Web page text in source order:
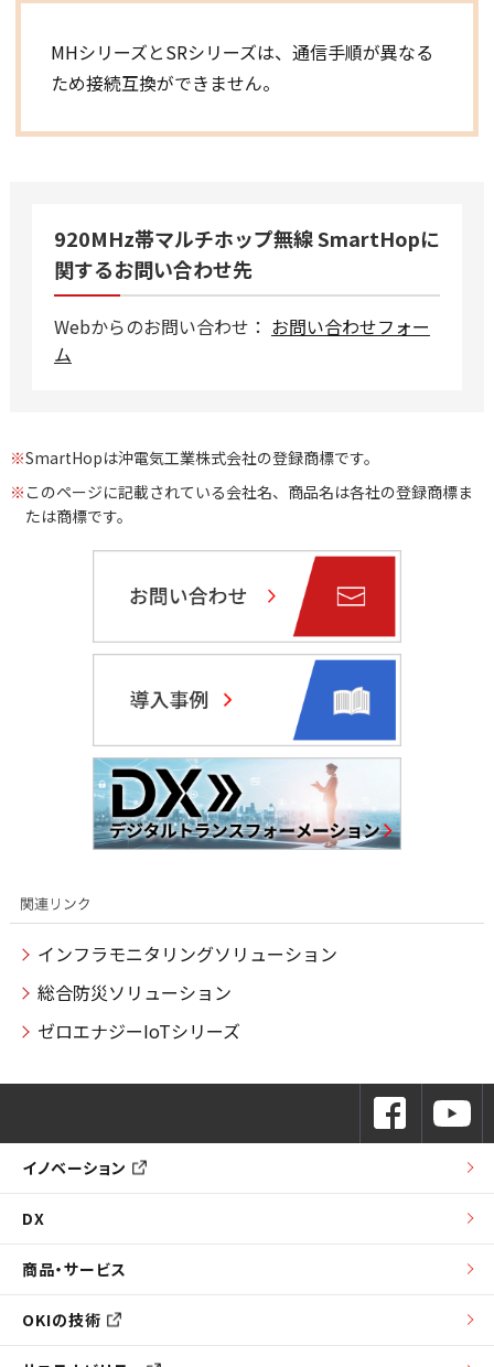
MHシリーズとSRシリーズは、通信手順が異なる
ため接続互換ができません。
920MHz帯マルチホップ無線 SmartHopに
関するお問い合わせ先
Webからのお問い合わせ： お問い合わせフォー
ム
※SmartHopは沖電気工業株式会社の登録商標です。
※ このページに記載されている会社名、商品名は各社の登録商標ま
たは商標です。
インフラモニタリングソリューション
総合防災ソリューション
ゼロエナジーIoTシリーズ
イノベーション
DX
商品・サービス
OKIの技術